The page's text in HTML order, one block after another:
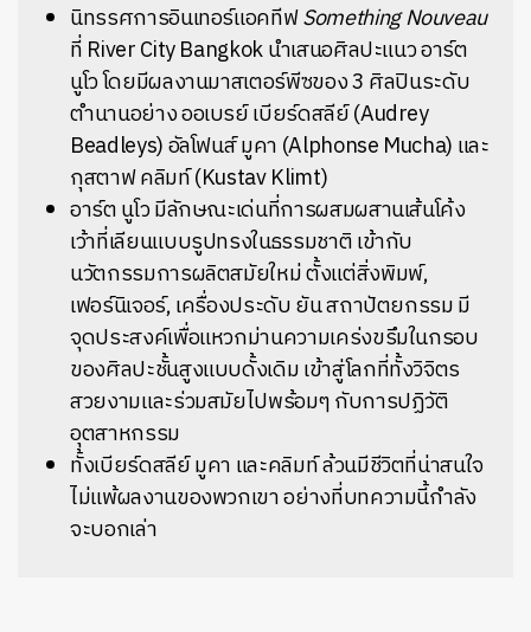
นิทรรศการอินเทอร์แอคทีฟSomething Nouveau
ที่ River City Bangkok นำเสนอศิลปะแนว อาร์ต
นูโว โดยมีผลงานมาสเตอร์พีซของ 3 ศิลปินระดับ
ตำนานอย่าง ออเบรย์ เบียร์ดสลีย์ (Audrey
Beadleys) อัลโฟนส์ มูคา (Alphonse Mucha) และ
กุสตาฟ คลิมท์ (Kustav Klimt)
อาร์ต นูโว มีลักษณะเด่นที่การผสมผสานเส้นโค้ง
เว้าที่เลียนแบบรูปทรงในธรรมชาติ เข้ากับ
นวัตกรรมการผลิตสมัยใหม่ ตั้งแต่สิ่งพิมพ์,
เฟอร์นิเจอร์, เครื่องประดับ ยัน สถาปัตยกรรม มี
จุดประสงค์เพื่อแหวกม่านความเคร่งขรึมในกรอบ
ของศิลปะชั้นสูงแบบดั้งเดิม เข้าสู่โลกที่ทั้งวิจิตร
สวยงามและร่วมสมัยไปพร้อมๆ กับการปฏิวัติ
อุตสาหกรรม
ทั้งเบียร์ดสลีย์ มูคา และคลิมท์ ล้วนมีชีวิตที่น่าสนใจ
ไม่แพ้ผลงานของพวกเขา อย่างที่บทความนี้กำลัง
จะบอกเล่า